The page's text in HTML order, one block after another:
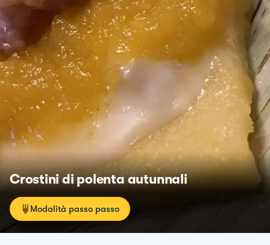
Crostini di polenta autunnali
Modalità passo passo